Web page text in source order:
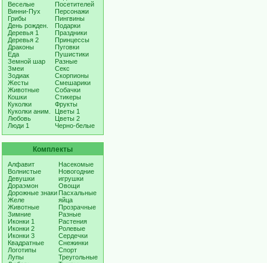
Веселые
Винни-Пух
Грибы
День рожден.
Деревья 1
Деревья 2
Драконы
Еда
Земной шар
Змеи
Зодиак
Жесты
Животные
Кошки
Куколки
Куколки аним.
Любовь
Люди 1
Посетителей
Персонажи
Пингвины
Подарки
Праздники
Принцессы
Пуговки
Пушистики
Разные
Секс
Скорпионы
Смешарики
Собачки
Стикеры
Фрукты
Цветы 1
Цветы 2
Черно-белые
Комплекты
Алфавит
Волнистые
Девушки
Дораэмон
Дорожные знаки
Желе
Животные
Зимние
Иконки 1
Иконки 2
Иконки 3
Квадратные
Логотипы
Лупы
Насекомые
Новогодние
игрушки
Овощи
Пасхальные
яйца
Прозрачные
Разные
Растения
Ролевые
Сердечки
Снежинки
Спорт
Треугольные